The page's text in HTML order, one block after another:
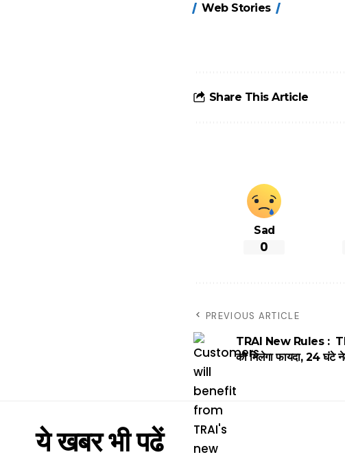
Web Stories
होंगे FASTag के
आसान ट्रिक्स
Share This Article
Sad
0
PREVIOUS ARTICLE
TRAI New Rules :
को मिलेगा फायदा, 24 घंटे
ये खबर भी पढें